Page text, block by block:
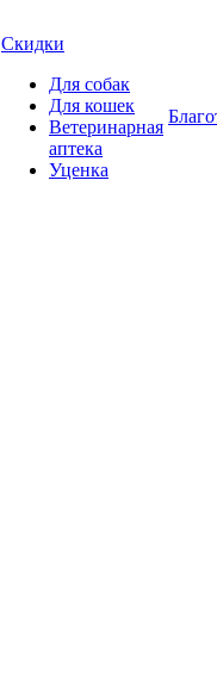
Скидки
Для собак
Для кошек
Ветеринарная
аптека
Уценка